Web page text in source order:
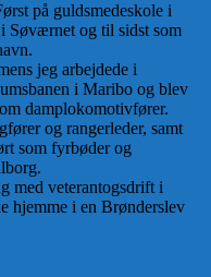
på guldsmedeskole i
Søværnet og til sidst som
jeg arbejdede i
i Maribo og blev
damplokomotivfører.
og rangerleder, samt
som fyrbøder og
med veterantogsdrift i
hjemme i en Brønderslev